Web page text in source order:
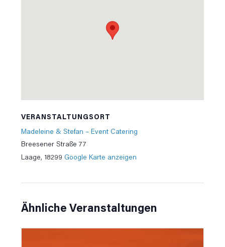
VERANSTALTUNGSORT
Madeleine & Stefan – Event Catering
Breesener Straße 77
Laage, 18299 Google Karte anzeigen
Ähnliche Veranstaltungen